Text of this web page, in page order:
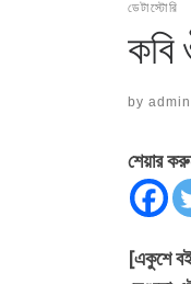
ডেটাস্টোরি
কবি
by admin
শেয়ার
[একুশে